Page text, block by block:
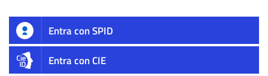
Entra con SPID
Entra con CIE